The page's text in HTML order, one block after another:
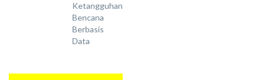
Ketangguhan
Bencana
Berbasis
Data